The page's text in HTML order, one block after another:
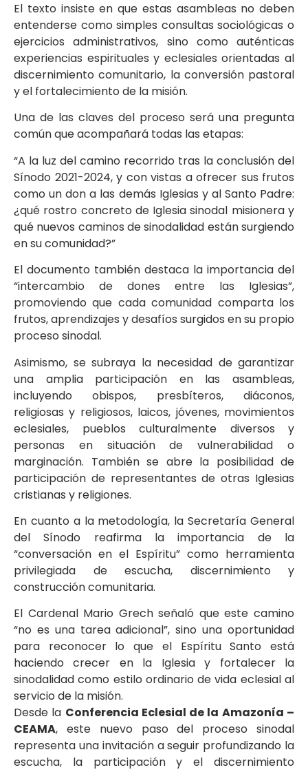
El texto insiste en que estas asambleas no deben
entenderse como simples consultas sociológicas o
ejercicios administrativos, sino como auténticas
experiencias espirituales y eclesiales orientadas al
discernimiento comunitario, la conversión pastoral
y el fortalecimiento de la misión.
Una de las claves del proceso será una pregunta
común que acompañará todas las etapas:
“A la luz del camino recorrido tras la conclusión del
Sínodo 2021-2024, y con vistas a ofrecer sus frutos
como un don a las demás Iglesias y al Santo Padre:
¿qué rostro concreto de Iglesia sinodal misionera y
qué nuevos caminos de sinodalidad están surgiendo
en su comunidad?”
El documento también destaca la importancia del
“intercambio de dones entre las Iglesias”,
promoviendo que cada comunidad comparta los
frutos, aprendizajes y desafíos surgidos en su propio
proceso sinodal.
Asimismo, se subraya la necesidad de garantizar
una amplia participación en las asambleas,
incluyendo obispos, presbíteros, diáconos,
religiosas y religiosos, laicos, jóvenes, movimientos
eclesiales, pueblos culturalmente diversos y
personas en situación de vulnerabilidad o
marginación. También se abre la posibilidad de
participación de representantes de otras Iglesias
cristianas y religiones.
En cuanto a la metodología, la Secretaría General
del Sínodo reafirma la importancia de la
“conversación en el Espíritu” como herramienta
privilegiada de escucha, discernimiento y
construcción comunitaria.
El Cardenal Mario Grech señaló que este camino
“no es una tarea adicional”, sino una oportunidad
para reconocer lo que el Espíritu Santo está
haciendo crecer en la Iglesia y fortalecer la
sinodalidad como estilo ordinario de vida eclesial al
servicio de la misión.
Desde la Conferencia Eclesial de la Amazonía –
CEAMA, este nuevo paso del proceso sinodal
representa una invitación a seguir profundizando la
escucha, la participación y el discernimiento